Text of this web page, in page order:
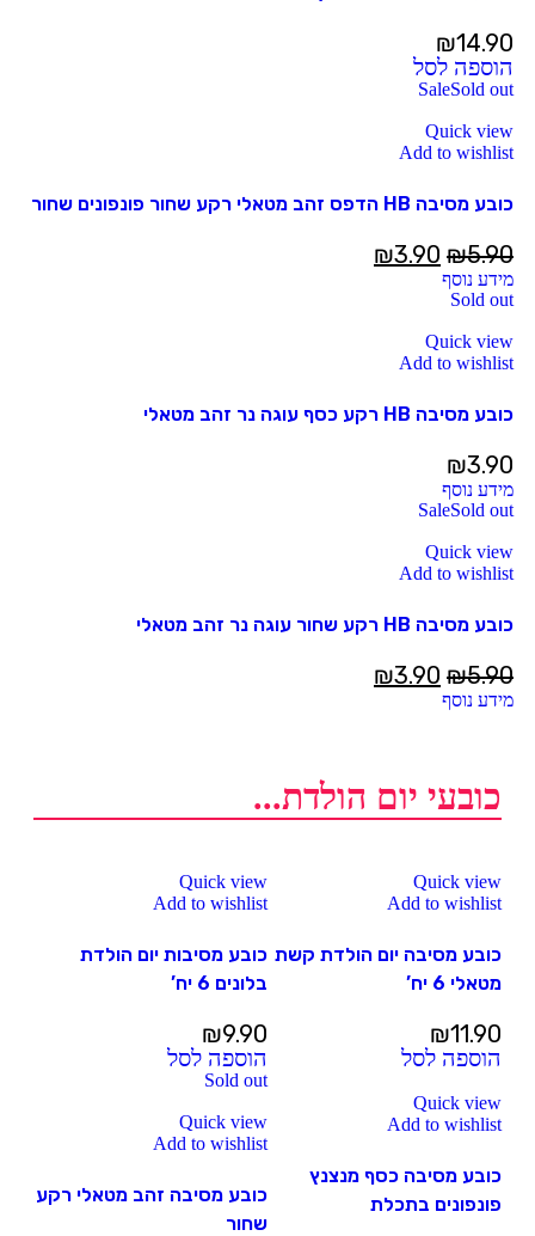
₪14.90
הוספה לסל
SaleSold out
Quick view
Add to wishlist
כובע מסיבה HB הדפס זהב מטאלי רקע שחור פונפונים שחור
₪5.90
₪3.90
מידע נוסף
Sold out
Quick view
Add to wishlist
כובע מסיבה HB רקע כסף עוגה נר זהב מטאלי
₪3.90
מידע נוסף
SaleSold out
Quick view
Add to wishlist
כובע מסיבה HB רקע שחור עוגה נר זהב מטאלי
₪5.90
₪3.90
מידע נוסף
כובעי יום הולדת...
Quick view
Add to wishlist
כובע מסיבה יום הולדת קשת
מטאלי 6 יח’
₪11.90
הוספה לסל
Quick view
Add to wishlist
כובע מסיבות יום הולדת
בלונים 6 יח’
₪9.90
הוספה לסל
Quick view
Add to wishlist
כובע מסיבה כסף מנצנץ
פונפונים בתכלת
Sold out
Quick view
Add to wishlist
כובע מסיבה זהב מטאלי רקע
שחור